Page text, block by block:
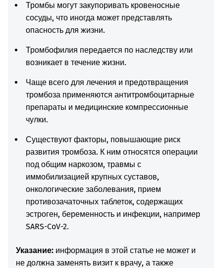
Тромбы могут закупоривать кровеносные
сосуды, что иногда может представлять
опасность для жизни.
Тромбофилия передается по наследству или
возникает в течение жизни.
Чаще всего для лечения и предотвращения
тромбоза применяются антитромбоцитарные
препараты и медицинские компрессионные
чулки.
Существуют факторы, повышающие риск
развития тромбоза. К ним относятся операции
под общим наркозом, травмы с
иммобилизацией крупных суставов,
онкологические заболевания, прием
противозачаточных таблеток, содержащих
эстроген, беременность и инфекции, например
SARS-CoV-2.
Указание: информация в этой статье не может и
не должна заменять визит к врачу, а также